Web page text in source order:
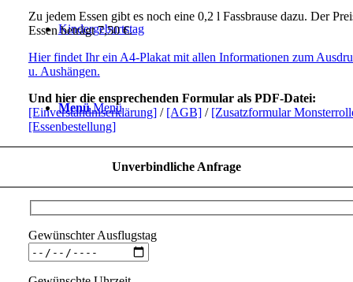
Kindergeburtstag
Menü Menü
Zu jedem Essen gibt es noch eine 0,2 l Fassbrause dazu. Der
Essen beträgt 7,50 €.
Hier findet Ihr ein A4-Plakat mit allen Informationen zum
u. Aushängen.
Und hier die ensprechenden Formular als PDF-Datei:
[Einverständniserklärung]/ [AGB]/ [Zusatzformular
[Essenbestellung]
Unverbindliche Anfrage
Gewünschter Ausflugstag